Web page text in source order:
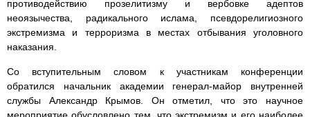
противодействию прозелитизму и вербовке адептов
неоязычества, радикального ислама, псевдорелигиозного
экстремизма и терроризма в местах отбывания уголовного
наказания.
Со вступительным словом к участникам конференции
обратился начальник академии генерал-майор внутренней
службы Александр Крымов. Он отметил, что это научное